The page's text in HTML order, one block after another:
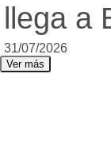
llega a
31/07/2026
Ver más